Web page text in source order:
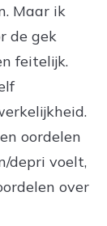
Maar ik
de gek
feitelijk.
oordelen
depri voelt,
over